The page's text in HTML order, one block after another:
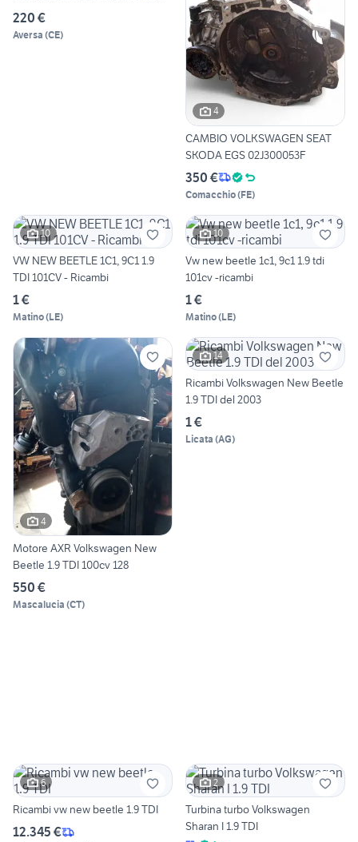
(1C) (02/99-)
220 €
Aversa (CE)
4
CAMBIO VOLKSWAGEN SEAT
SKODA EGS 02J300053F
350 €
Comacchio(FE)
10
VW NEW BEETLE 1C1, 9C1 1.9
TDI 101CV - Ricambi
1 €
Matino(LE)
10
Vw new beetle 1c1, 9c1 1.9 tdi
101cv -ricambi
1 €
Matino(LE)
4
Motore AXR Volkswagen New
Beetle 1.9 TDI 100cv 128
550 €
Mascalucia (CT)
14
Ricambi Volkswagen New Beetle
1.9 TDI del 2003
1 €
Licata (AG)
6
Ricambi vw new beetle 1.9 TDI
12.345 €
2
Turbina turbo Volkswagen
Sharan I 1.9 TDI